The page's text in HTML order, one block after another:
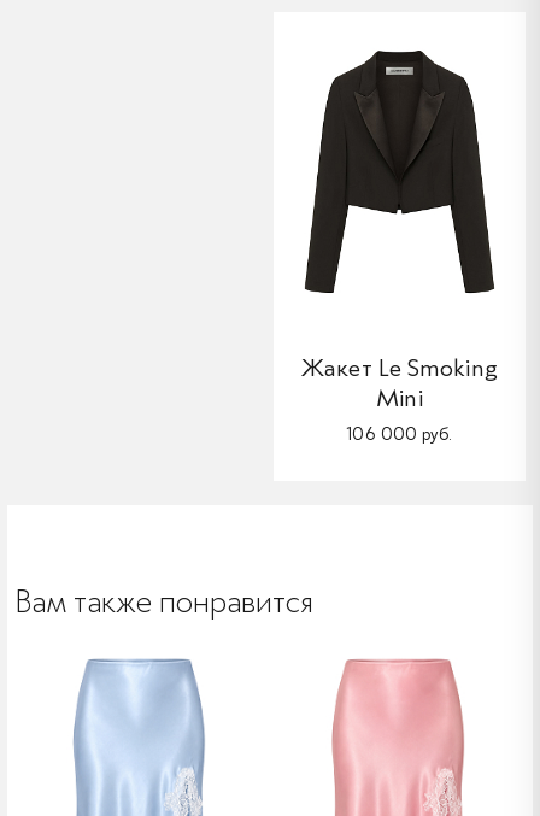
Жакет Le Smoking
Mini
106 000 руб.
Вам также понравится